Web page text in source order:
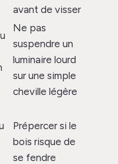
avant de visser
Ne pas
suspendre un
luminaire lourd
sur une simple
cheville légère
Prépercer si le
bois risque de
se fendre